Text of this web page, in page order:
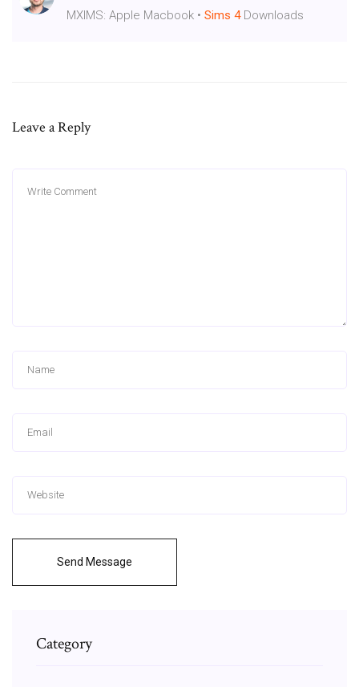
MXIMS: Apple Macbook • Sims 4Downloads
Leave a Reply
Send Message
Category